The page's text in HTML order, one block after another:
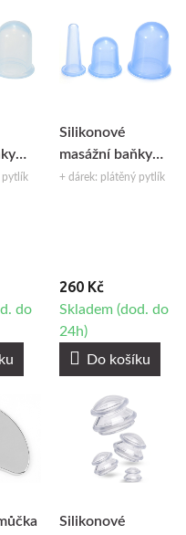
-pytlík
do
Silikonové
masážní baňky
Fabulo sada -
+ dárek: plátěný pytlík
260 Kč
Skladem (dod. do
24h)
Do košíku
Silikonové